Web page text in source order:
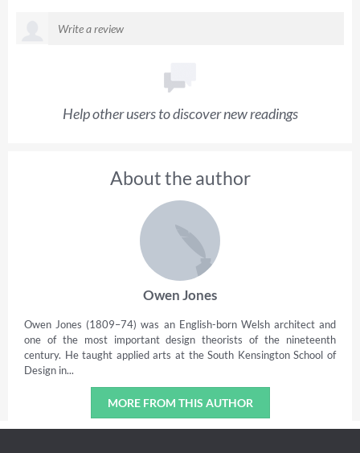
Help other users to discover new readings
About the author
Owen Jones
Owen Jones (1809–74) was an English-born Welsh architect and
one of the most important design theorists of the nineteenth
century. He taught applied arts at the South Kensington School of
Design in...
MORE FROM THIS AUTHOR